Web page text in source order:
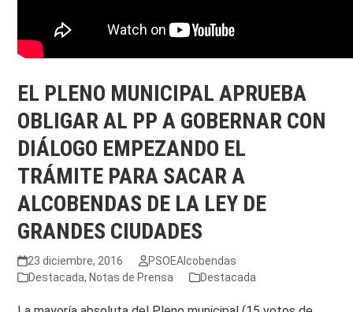
EL PLENO MUNICIPAL APRUEBA
OBLIGAR AL PP A GOBERNAR CON
DIÁLOGO EMPEZANDO EL
TRÁMITE PARA SACAR A
ALCOBENDAS DE LA LEY DE
GRANDES CIUDADES
23 diciembre, 2016
PSOEAlcobendas
Destacada, Notas de Prensa Destacada